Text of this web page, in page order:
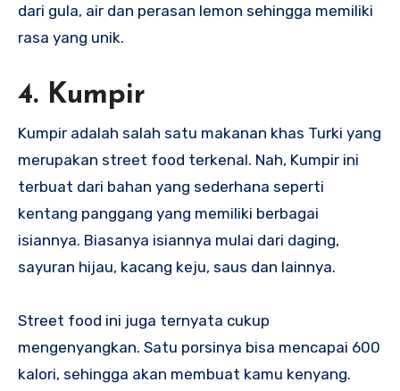
dari gula, air dan perasan lemon sehingga memiliki
rasa yang unik.
4. Kumpir
Kumpir adalah salah satu makanan khas Turki yang
merupakan street food terkenal. Nah, Kumpir ini
terbuat dari bahan yang sederhana seperti
kentang panggang yang memiliki berbagai
isiannya. Biasanya isiannya mulai dari daging,
sayuran hijau, kacang keju, saus dan lainnya.
Street food ini juga ternyata cukup
mengenyangkan. Satu porsinya bisa mencapai 600
kalori, sehingga akan membuat kamu kenyang.